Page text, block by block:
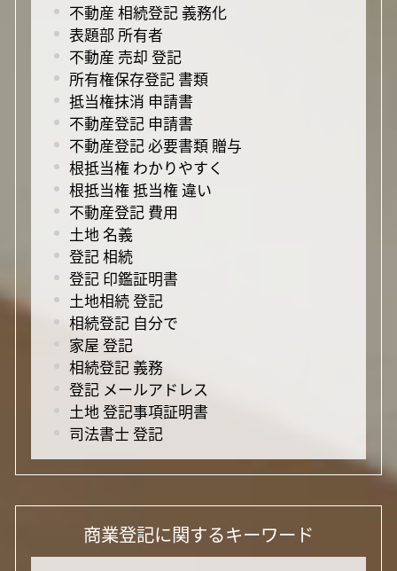
不動産 相続登記 義務化
表題部 所有者
不動産 売却 登記
所有権保存登記 書類
抵当権抹消 申請書
不動産登記 申請書
不動産登記 必要書類 贈与
根抵当権 わかりやすく
根抵当権 抵当権 違い
不動産登記 費用
土地 名義
登記 相続
登記 印鑑証明書
土地相続 登記
相続登記 自分で
家屋 登記
相続登記 義務
登記 メールアドレス
土地 登記事項証明書
司法書士 登記
商業登記に関するキーワード